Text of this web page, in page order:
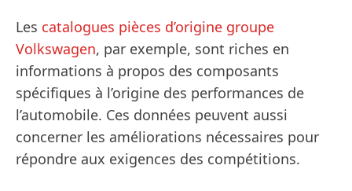
Les catalogues pièces d’origine groupe
Volkswagen, par exemple, sont riches en
informations à propos des composants
spécifiques à l’origine des performances de
l’automobile. Ces données peuvent aussi
concerner les améliorations nécessaires pour
répondre aux exigences des compétitions.